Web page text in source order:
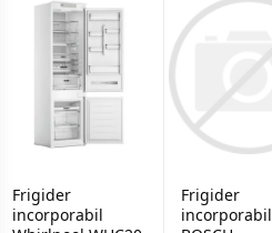
Frigider
incorporabil
Frigider
incorporabil